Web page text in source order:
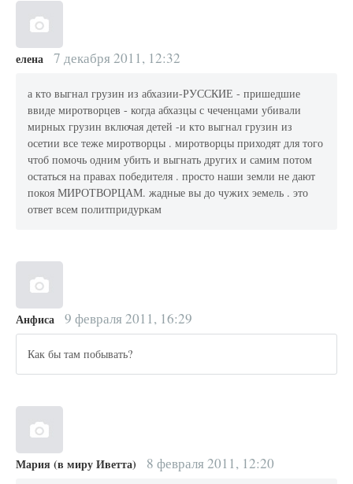
елена 7 декабря 2011, 12:32
а кто выгнал грузин из абхазии-РУССКИЕ - пришедшие
ввиде миротворцев - когда абхазцы с чеченцами убивали
мирных грузин включая детей -и кто выгнал грузин из
осетии все теже миротворцы . миротворцы приходят для того
чтоб помочь одним убить и выгнать других и самим потом
остаться на правах победителя . просто наши земли не дают
покоя МИРОТВОРЦАМ. жадные вы до чужих эемель . это
ответ всем политпридуркам
Анфиса 9 февраля 2011, 16:29
Как бы там побывать?
Мария (в миру Иветта) 8 февраля 2011, 12:20